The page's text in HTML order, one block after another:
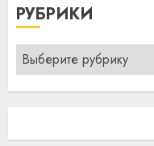
РУБРИКИ
Рубрики